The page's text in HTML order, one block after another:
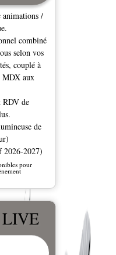
animations /
combiné
selon vos
couplé à
MDX aux
RDV de
de
2027)
pour